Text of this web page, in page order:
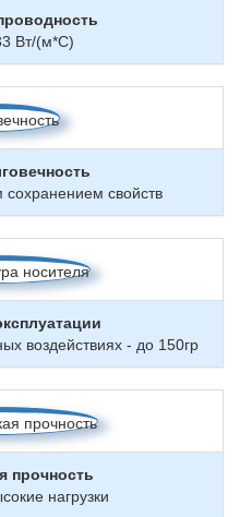
Вт/(м*С)
свойств
воздействиях - до 150гр
прочность
нагрузки